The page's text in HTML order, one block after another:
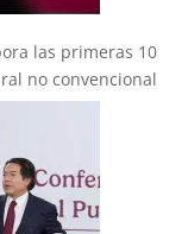
las primeras 10
no convencional